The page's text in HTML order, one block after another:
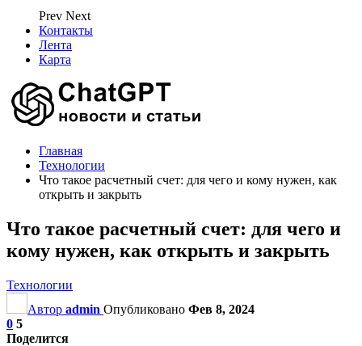
Prev Next
Контакты
Лента
Карта
Главная
Технологии
Что такое расчетный счет: для чего и кому нужен, как
открыть и закрыть
Что такое расчетный счет: для чего и
кому нужен, как открыть и закрыть
Технологии
Автор admin Опубликовано Фев 8, 2024
0 5
Поделится